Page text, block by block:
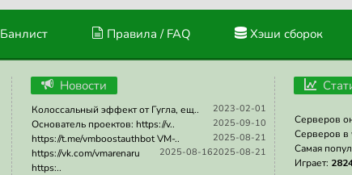
Банлист Правила / FAQ Хэши сборок
Новости
2023-02-01
Колоссальный эффект от Гугла, ещ..
2025-09-10
Основатель проектов: https://v..
2025-08-21
https://t.me/vmboostauthbot VM-..
2025-08-21
2025-08-16
https://vk.com/vmarenaru
https:..
Серверов
Серверов в
Самая
Играет: